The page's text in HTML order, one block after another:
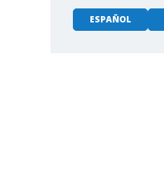
ESPAÑOL